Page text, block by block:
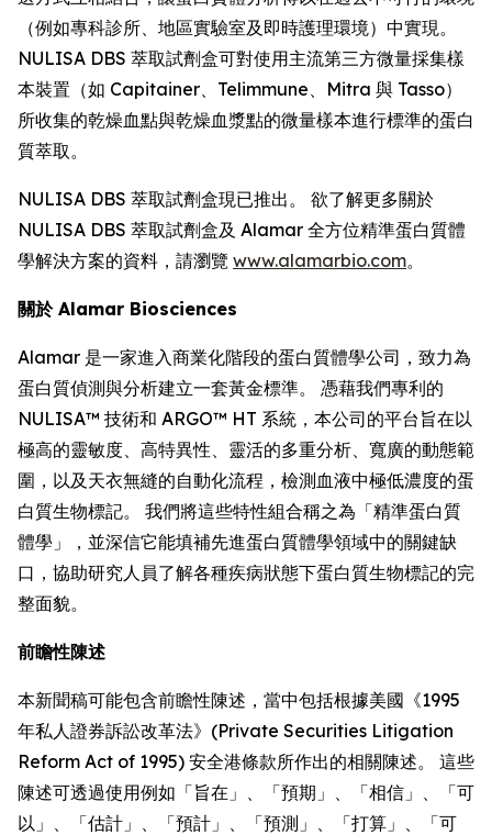
（例如專科診所、地區實驗室及即時護理環境）中實現。
NULISA DBS 萃取試劑盒可對使用主流第三方微量採集樣
本裝置（如 Capitainer、Telimmune、Mitra 與 Tasso）
所收集的乾燥血點與乾燥血漿點的微量樣本進行標準的蛋白
質萃取。
NULISA DBS 萃取試劑盒現已推出。 欲了解更多關於
NULISA DBS 萃取試劑盒及 Alamar 全方位精準蛋白質體
學解決方案的資料，請瀏覽 www.alamarbio.com。
關於 Alamar Biosciences
Alamar 是一家進入商業化階段的蛋白質體學公司，致力為
蛋白質偵測與分析建立一套黃金標準。 憑藉我們專利的
NULISA™ 技術和 ARGO™ HT 系統，本公司的平台旨在以
極高的靈敏度、高特異性、靈活的多重分析、寬廣的動態範
圍，以及天衣無縫的自動化流程，檢測血液中極低濃度的蛋
白質生物標記。 我們將這些特性組合稱之為「精準蛋白質
體學」，並深信它能填補先進蛋白質體學領域中的關鍵缺
口，協助研究人員了解各種疾病狀態下蛋白質生物標記的完
整面貌。
前瞻性陳述
本新聞稿可能包含前瞻性陳述，當中包括根據美國《1995
年私人證券訴訟改革法》(Private Securities Litigation
Reform Act of 1995) 安全港條款所作出的相關陳述。 這些
陳述可透過使用例如「旨在」、「預期」、「相信」、「可
以」、「估計」、「預計」、「預測」、「打算」、「可